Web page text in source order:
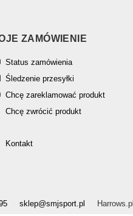
ZAMÓWIENIE
Status zamówienia
Śledzenie przesyłki
Chcę zareklamować produkt
Chcę zwrócić produkt
Kontakt
sklep@smjsport.pl Harrows.pl